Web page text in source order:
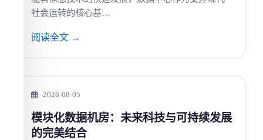
社会运转的核心基…
阅读全文 →
2026-08-05
模块化数据机房：未来科技与可持续发展
的完美结合